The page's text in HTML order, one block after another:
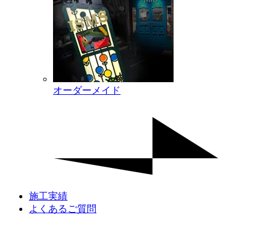
オーダーメイド
施工実績
よくあるご質問